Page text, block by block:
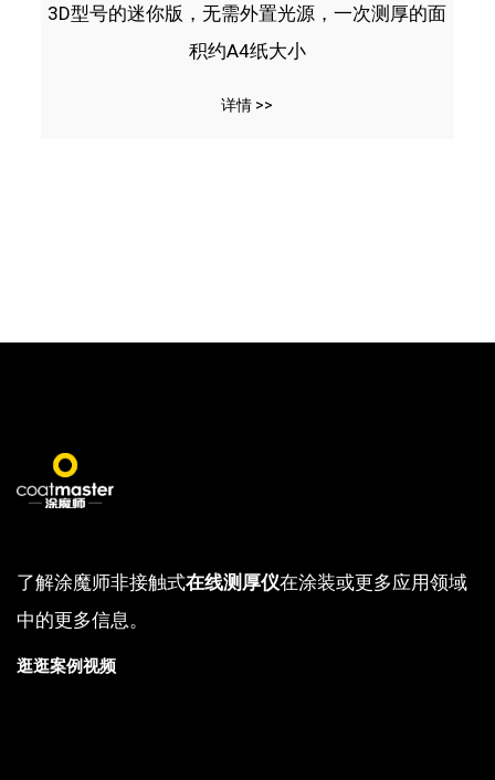
3D型号的迷你版，无需外置光源，一次测厚的面
积约A4纸大小
详情 >>
了解涂魔师非接触式在线测厚仪在涂装或更多应用领域
中的更多信息。
逛逛案例视频